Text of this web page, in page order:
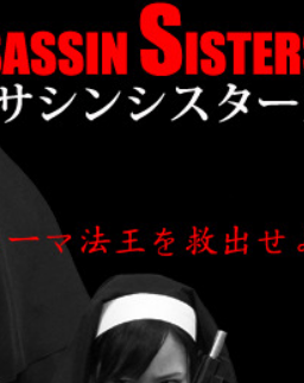
探す キュレーターから探す
Legendary
達成プロジェクト